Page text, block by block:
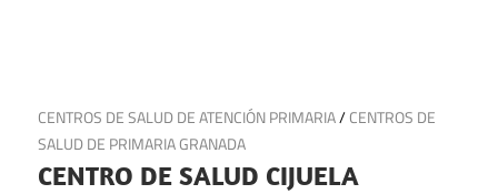
11 de julio de 2025
CENTROS DE SALUD DE ATENCIÓN PRIMARIA/CENTROS DE
SALUD DE PRIMARIA GRANADA
CENTRO DE SALUD CIJUELA